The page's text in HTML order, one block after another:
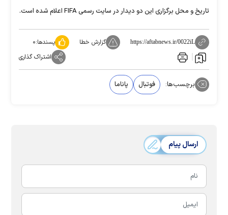
تاریخ و محل برگزاری این دو دیدار در سایت رسمی FIFA اعلام شده است.
https://aftabnews.ir/0022iL گزارش خطا پسندها:۰
اشتراک گذاری
برچسب‌ها: فوتبال پاناما
ارسال پیام